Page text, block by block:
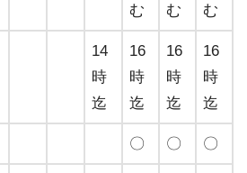
む
む
む
14
時
迄
16
時
迄
16
時
迄
16
時
迄
〇 〇 〇